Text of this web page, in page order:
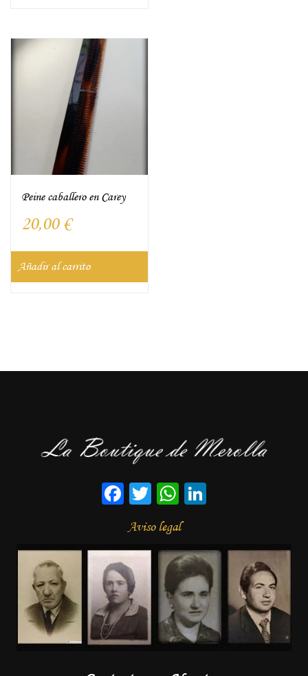
Peine caballero en Carey
20,00 €
Añadir al carrito
Facebook
TwitterWhatsApp
Aviso legal